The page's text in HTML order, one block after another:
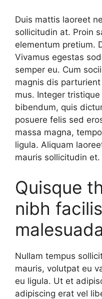
Duis mattis laoreet
sollicitudin at. Proin
elementum pretium.
Vivamus egestas
semper eu. Cum
magnis dis
mus. Integer
bibendum, quis
posuere felis sed
massa magna,
ligula. Aliquam
mauris sollicitudin et.
Quisque
nibh
malesuada
Nullam tempus
mauris, volutpat eu
eu ligula. Ut et
adipiscing erat vel